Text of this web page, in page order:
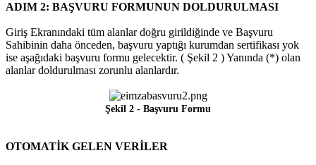
ADIM 2: BAŞVURU FORMUNUN DOLDURULMASI
Giriş Ekranındaki tüm alanlar doğru girildiğinde ve Başvuru
Sahibinin daha önceden, başvuru yaptığı kurumdan sertifikası yok
ise aşağıdaki başvuru formu gelecektir. ( Şekil 2 ) Yanında (*) olan
alanlar doldurulması zorunlu alanlardır.
Şekil 2 - Başvuru Formu
OTOMATİK GELEN VERİLER